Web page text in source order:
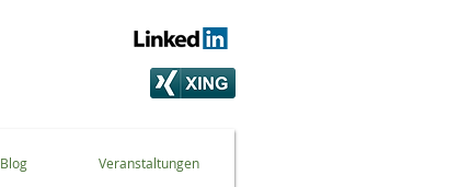
Blog Veranstaltungen